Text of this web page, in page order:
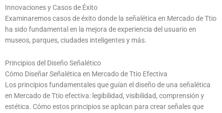
Innovaciones y Casos de Éxito
Examinaremos casos de éxito donde la señalética en Mercado de Ttio
ha sido fundamental en la mejora de experiencia del usuario en
museos, parques, ciudades inteligentes y más.
Principios del Diseño Señalético
Cómo Diseñar Señalética en Mercado de Ttio Efectiva
Los principios fundamentales que guían el diseño de una señalética
en Mercado de Ttio efectiva: legibilidad, visibilidad, comprensión y
estética. Cómo estos principios se aplican para crear señales que